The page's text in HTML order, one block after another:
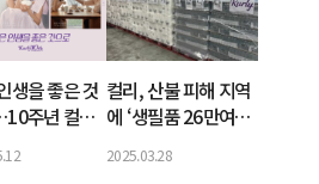
생을 좋은 것
주년 컬리,
컬리, 산불 피해 지역
에 ‘생필품 26만여
2025.03.28